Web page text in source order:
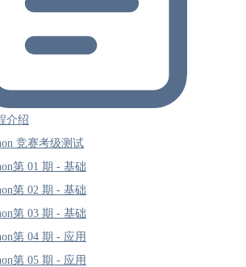
介绍
竞赛考级测试
第 01 期 - 基础
第 02 期 - 基础
第 03 期 - 基础
第 04 期 - 应用
第 05 期 - 应用